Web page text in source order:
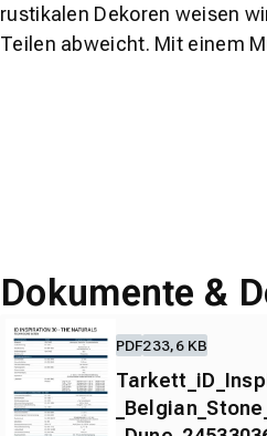
rustikalen Dekoren weisen
Teilen abweicht. Mit einem
Dokumente &
PDF233,6 KB